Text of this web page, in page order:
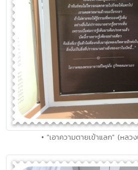
• "เอาความตายเข้าแลก" (หล